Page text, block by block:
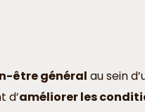
être général au sein
d’améliorer les